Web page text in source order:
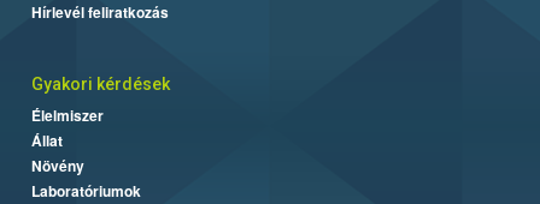
Hírlevél feliratkozás
Gyakori kérdések
Élelmiszer
Állat
Növény
Laboratóriumok